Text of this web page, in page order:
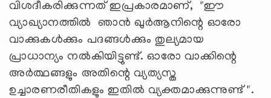
വിശദീകരിക്കുന്നത് ഇപ്രകാരമാണ്, "ഈ
വ്യാഖ്യാനത്തിൽ ഞാൻ ഖുർആനിന്റെ ഓരോ
വാക്കുകൾക്കും പദങ്ങൾക്കും തുല്യമായ
പ്രാധാന്യം നൽകിയിട്ടുണ്ട്. ഓരോ വാക്കിന്റെ
അർത്ഥങ്ങളും അതിന്റെ വ്യത്യസ്ത
ഉച്ചാരണരീതികളും ഇതിൽ വ്യക്തമാക്കുന്നുണ്ട് ".